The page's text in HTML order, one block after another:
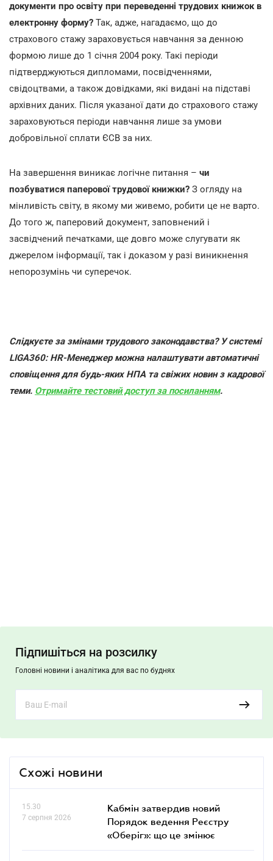
документи про освіту при переведенні трудових книжок в
електронну форму? Так, адже, нагадаємо, що до
страхового стажу зараховується навчання за денною
формою лише до 1 січня 2004 року. Такі періоди
підтверджуються дипломами, посвідченнями,
свідоцтвами, а також довідками, які видані на підставі
архівних даних. Після указаної дати до страхового стажу
зараховуються періоди навчання лише за умови
добровільної сплати ЄСВ за них.
На завершення виникає логічне питання – чи
позбуватися паперової трудової книжки? З огляду на
мінливість світу, в якому ми живемо, робити це не варто.
До того ж, паперовий документ, заповнений і
засвідчений печатками, ще довго може слугувати як
джерелом інформації, так і доказом у разі виникнення
непорозумінь чи суперечок.
Слідкуєте за змінами трудового законодавства? У системі
LIGA360: HR-Менеджер можна налаштувати автоматичні
сповіщення для будь-яких НПА та свіжих новин з кадрової
теми. Отримайте тестовий доступ за посиланням.
Підпишіться на розсилку
Головні новини і аналітика для вас по буднях
Схожі новини
15.30
7 серпня 2026
Кабмін затвердив новий
Порядок ведення Реєстру
«Оберіг»: що це змінює